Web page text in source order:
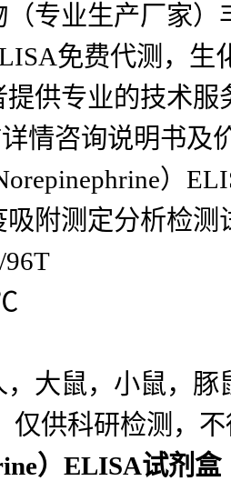
（专业生产厂家
免费代测，生
提供专业的技术
情咨询说明书及
）
附测定分析检测
大鼠，小鼠，
仅供科研检测，
）ELISA试剂盒